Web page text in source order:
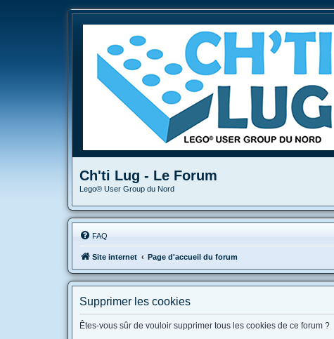
Ch'ti Lug - Le Forum
Lego® User Group du Nord
FAQ
Site internet Page d'accueil du forum
Supprimer les cookies
Êtes-vous sûr de vouloir supprimer tous les cookies de ce forum ?